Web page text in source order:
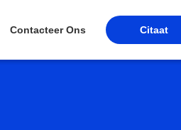
Contacteer Ons Citaat